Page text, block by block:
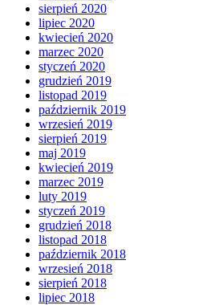
sierpień 2020
lipiec 2020
kwiecień 2020
marzec 2020
styczeń 2020
grudzień 2019
listopad 2019
październik 2019
wrzesień 2019
sierpień 2019
maj 2019
kwiecień 2019
marzec 2019
luty 2019
styczeń 2019
grudzień 2018
listopad 2018
październik 2018
wrzesień 2018
sierpień 2018
lipiec 2018